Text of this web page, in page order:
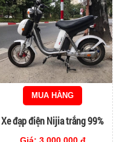
MUA HÀNG
Xe đạp điện Nijia trắng 99%